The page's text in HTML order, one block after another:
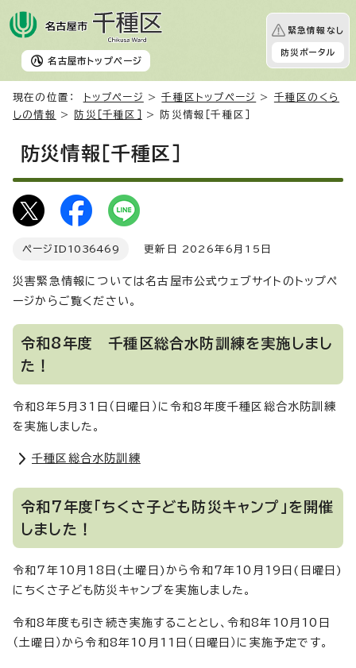
名古屋市 トップページ
緊急情報なし
防災ポータル
現在の位置： トップページ >千種区トップページ > 千種区のくら
しの情報
> 防災［千種区］ > 防災情報［千種区］
防災情報［千種区］
ページID 1036469 更新日 2026年6月15日
災害緊急情報については名古屋市公式ウェブサイトのトップペ
ージからご覧ください。
令和8年度 千種区総合水防訓練を実施しまし
た！
令和8年5月31日（日曜日）に令和8年度千種区総合水防訓練
を実施しました。
千種区総合水防訓練
令和7年度「ちくさ子ども防災キャンプ」を開催
しました！
令和7年10月18日(土曜日)から令和7年10月19日(日曜日)
にちくさ子ども防災キャンプを実施しました。
令和8年度も引き続き実施することとし、令和8年10月10日
（土曜日）から令和8年10月11日（日曜日）に実施予定です。